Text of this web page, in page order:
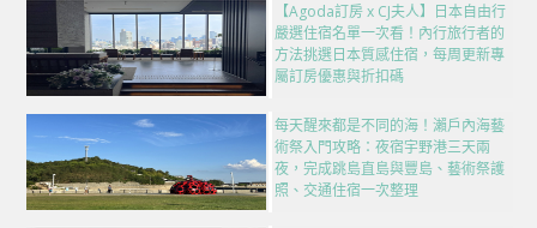
【Agoda訂房 x CJ夫人】日本自由行
嚴選住宿名單一次看！內行旅行者的
方法挑選日本質感住宿，每周更新專
屬訂房優惠與折扣碼
每天醒來都是不同的海！瀨戶內海藝
術祭入門攻略：夜宿宇野港三天兩
夜，完成跳島直島與豐島、藝術祭護
照、交通住宿一次整理